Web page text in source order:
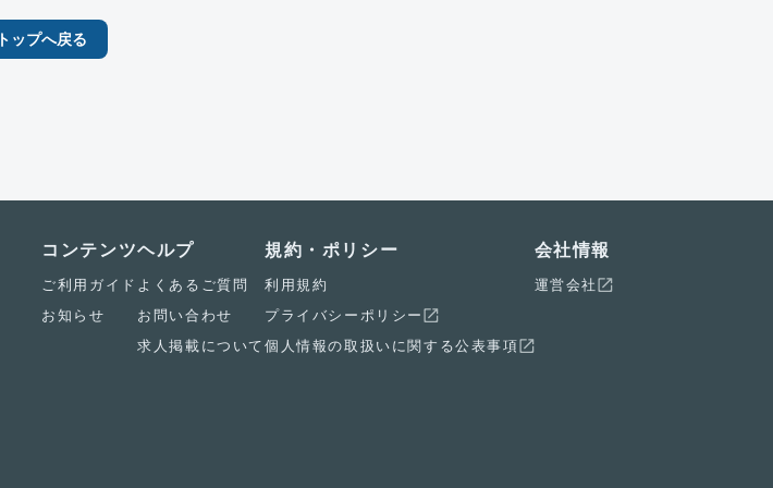
トップへ戻る
コンテンツ
ご利用ガイド
お知らせ
ヘルプ
よくあるご質問
お問い合わせ
求人掲載について
規約・ポリシー
利用規約
プライバシーポリシー
個人情報の取扱いに関する公表事項
会社情報
運営会社